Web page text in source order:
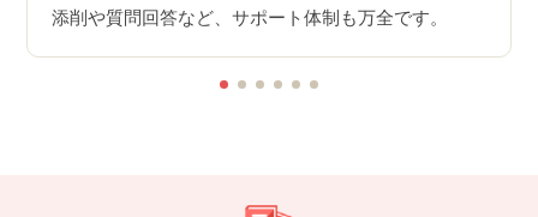
添削や質問回答など、サポート体制も万全です。